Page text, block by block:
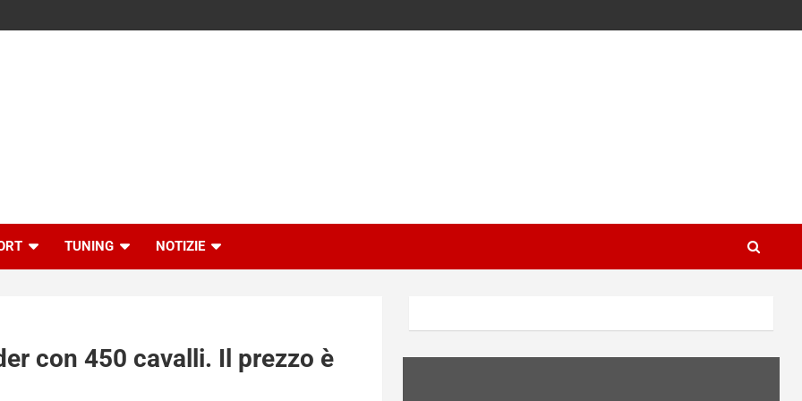
TUNING NOTIZIE
con 450 cavalli. Il prezzo è